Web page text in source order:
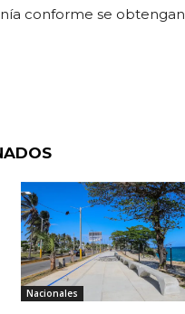
conforme se
p
ar
Nacionales